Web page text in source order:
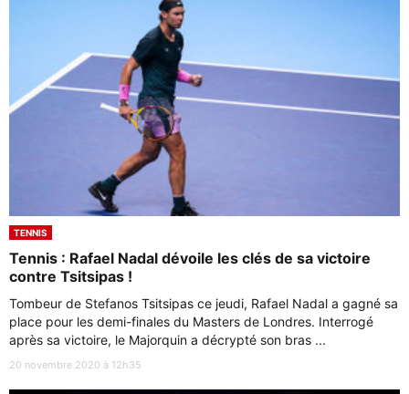
TENNIS
Tennis : Rafael Nadal dévoile les clés de sa victoire
contre Tsitsipas !
Tombeur de Stefanos Tsitsipas ce jeudi, Rafael Nadal a gagné sa
place pour les demi-finales du Masters de Londres. Interrogé
après sa victoire, le Majorquin a décrypté son bras ...
20 novembre 2020 à 12h35